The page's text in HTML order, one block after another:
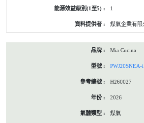
1
煤氣企業有限
Mia Cucina
PWJ20SNEA-i
H260027
2026
煤氣